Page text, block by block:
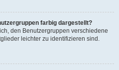
farbig dargestellt?
den Benutzergruppen verschiedene
leichter zu identifizieren sind.